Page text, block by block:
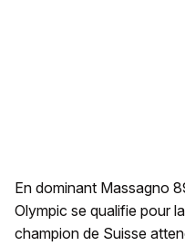
En dominant Massagno
Olympic se qualifie pour
champion de Suisse